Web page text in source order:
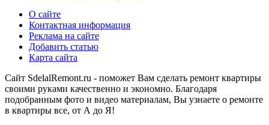
О сайте
Контактная информация
Реклама на сайте
Добавить статью
Карта сайта
Сайт SdelalRemont.ru - поможет Вам сделать ремонт квартиры
своими руками качественно и экономно. Благодаря
подобранным фото и видео материалам, Вы узнаете о ремонте
в квартиры все, от А до Я!